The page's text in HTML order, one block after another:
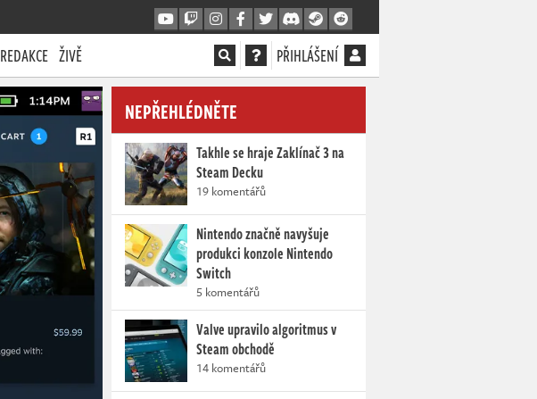
REDAKCE ŽIVĚ PŘIHLÁŠENÍ
NEPŘEHLÉDNĚTE
Takhle se hraje Zaklínač 3 na
Steam Decku
19 komentářů
Nintendo značně navyšuje
produkci konzole Nintendo
Switch
5 komentářů
Valve upravilo algoritmus v
Steam obchodě
14 komentářů